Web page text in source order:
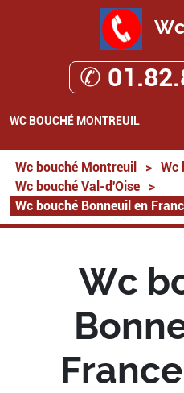
✆
WC BOUCHÉ MONTREUIL
Wc bouché Montreuil > Wc
Wc bouché Val-d'Oise
>
Wc bouché Bonneuil en
Wc